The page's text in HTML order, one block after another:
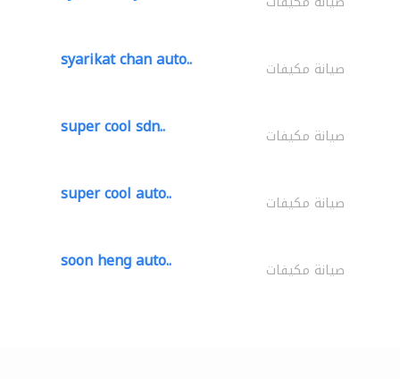
syarikat chan auto.. صيانة مكيفات
super cool sdn.. صيانة مكيفات
super cool auto.. صيانة مكيفات
soon heng auto.. صيانة مكيفات